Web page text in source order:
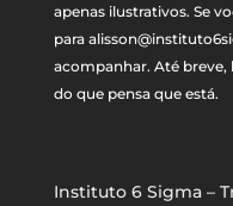
apenas ilustrativos. Se
para
acompanhar. Até breve,
do que pensa que está.
Instituto 6 Sigma –